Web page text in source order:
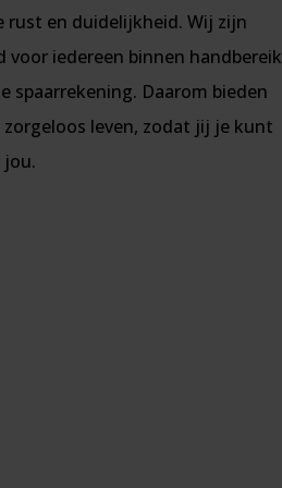
rust en duidelijkheid. Wij zijn
iedereen binnen handbereik
spaarrekening. Daarom bieden
leven, zodat jij je kunt
jou.